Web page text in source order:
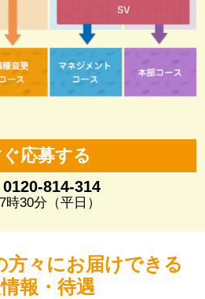
応募する
814-314
時30分（平日）
方々にお届けできる
報・待遇